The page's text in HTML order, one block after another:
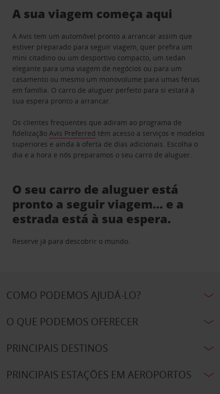
A sua viagem começa aqui
A Avis tem um automóvel pronto a arrancar assim que
estiver preparado para seguir viagem, quer prefira um
mini citadino ou um desportivo compacto, um sedan
elegante para uma viagem de negócios ou para um
casamento ou mesmo um monovolume para umas férias
em família. O carro de aluguer perfeito para si estará à
sua espera pronto a arrancar.
Os clientes frequentes que adiram ao programa de
fidelizaçãoAvis Preferred têm acesso a serviços e modelos
superiores e ainda à oferta de dias adicionais. Escolha o
dia e a hora e nós preparamos o seu carro de aluguer.
O seu carro de aluguer está
pronto a seguir viagem… e a
estrada está à sua espera.
Reserve já para descobrir o mundo.
COMO PODEMOS AJUDÁ-LO?
O QUE PODEMOS OFERECER
PRINCIPAIS DESTINOS
PRINCIPAIS ESTAÇÕES EM AEROPORTOS